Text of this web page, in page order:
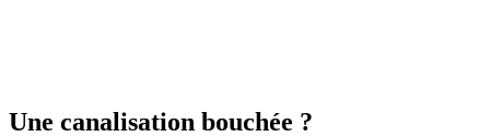
Une canalisation bouchée ?